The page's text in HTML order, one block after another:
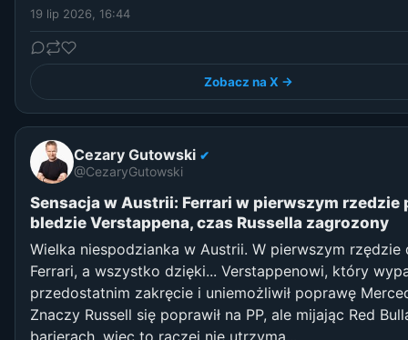
19 lip 2026, 16:44
Zobacz na X →
Cezary Gutowski ✔
@CezaryGutowski
Sensacja w Austrii: Ferrari w pierwszym rzedzie
bledzie Verstappena, czas Russella zagrozony
Wielka niespodzianka w Austrii. W pierwszym rzędzie
Ferrari, a wszystko dzięki... Verstappenowi, który
przedostatnim zakręcie i uniemożliwił poprawę
Znaczy Russell się poprawił na PP, ale mijając Red